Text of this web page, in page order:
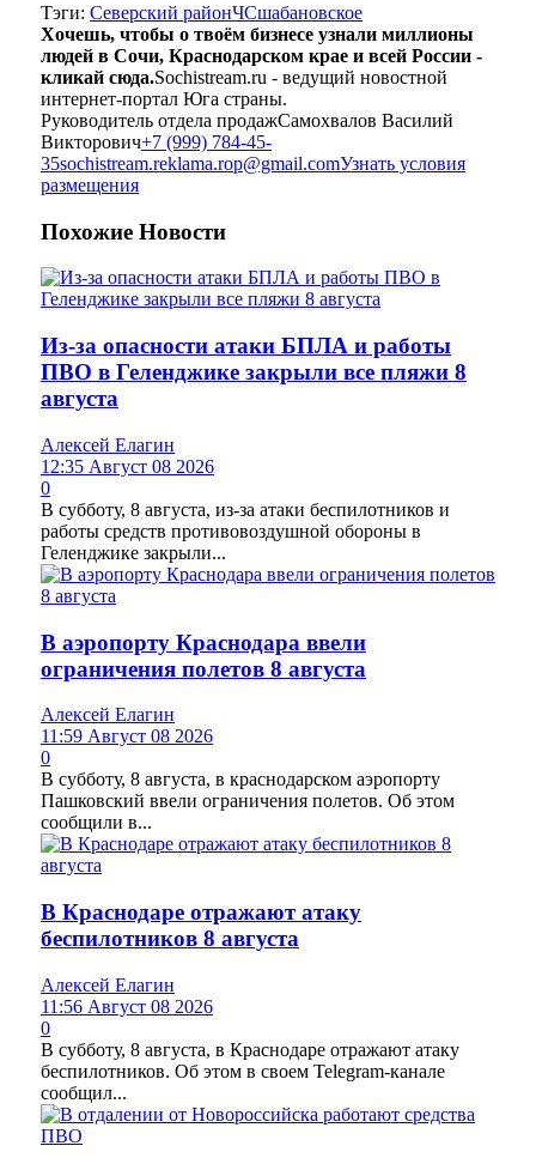
Тэги: Северский районЧСшабановское
Хочешь, чтобы о твоём бизнесе узнали миллионы
людей в Сочи, Краснодарском крае и всей России -
кликай сюда.Sochistream.ru - ведущий новостной
интернет-портал Юга страны.
Руководитель отдела продажСамохвалов Василий
Викторович+7 (999) 784-45-
35sochistream.reklama.rop@gmail.comУзнать условия
размещения
Похожие Новости
Из-за опасности атаки БПЛА и работы
ПВО в Геленджике закрыли все пляжи 8
августа
Алексей Елагин
12:35 Август 08 2026
0
В субботу, 8 августа, из-за атаки беспилотников и
работы средств противовоздушной обороны в
Геленджике закрыли...
В аэропорту Краснодара ввели
ограничения полетов 8 августа
Алексей Елагин
11:59 Август 08 2026
0
В субботу, 8 августа, в краснодарском аэропорту
Пашковский ввели ограничения полетов. Об этом
сообщили в...
В Краснодаре отражают атаку
беспилотников 8 августа
Алексей Елагин
11:56 Август 08 2026
0
В субботу, 8 августа, в Краснодаре отражают атаку
беспилотников. Об этом в своем Telegram-канале
сообщил...